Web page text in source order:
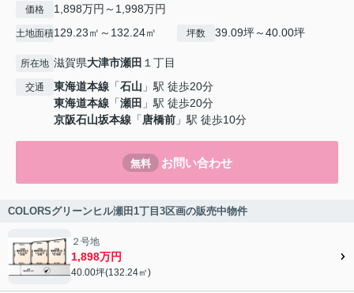
価格 1,898万円～1,998万円
土地面積129.23㎡～132.24㎡ 坪数 39.09坪～40.00坪
所在地 滋賀県大津市瀬田 １丁目
交通 東海道本線 「石山 」駅 徒歩20分
東海道本線 「瀬田 」駅 徒歩20分
京阪石山坂本線 「唐橋前 」駅 徒歩10分
無料 お問い合わせ
COLORSグリーンヒル瀬田1丁目3区画の販売中物件
２号地
1,898万円
40.00坪(132.24㎡)